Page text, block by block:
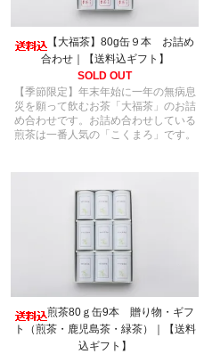
【大福茶】80g缶９本 お詰め
合わせ｜【送料込ギフト】
SOLD OUT
【季節限定】年末年始に一年の無病息
災を願って飲むお茶「大福茶」のお詰
め合わせです。お詰め合わせしている
煎茶は一番人気の「こくまろ」です。
煎茶80ｇ缶9本 贈り物・ギフ
ト（煎茶・鹿児島茶・緑茶）｜【送料
込ギフト】